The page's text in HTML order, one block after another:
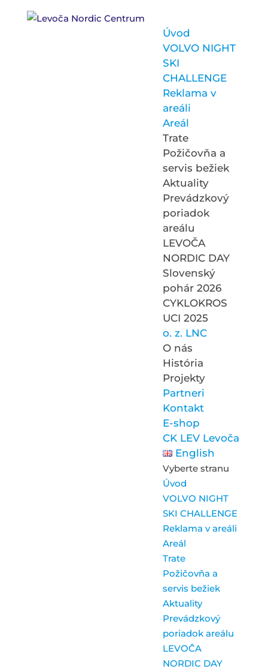
Úvod
VOLVO NIGHT
SKI
CHALLENGE
Reklama v
areáli
Areál
Trate
Požičovňa a
servis bežiek
Aktuality
Prevádzkový
poriadok
areálu
LEVOČA
NORDIC DAY
Slovenský
pohár 2026
CYKLOKROS
UCI 2025
o. z. LNC
O nás
História
Projekty
Partneri
Kontakt
E-shop
CK LEV Levoča
English
Vyberte stranu
Úvod
VOLVO NIGHT
SKI CHALLENGE
Reklama v areáli
Areál
Trate
Požičovňa a
servis bežiek
Aktuality
Prevádzkový
poriadok areálu
LEVOČA
NORDIC DAY